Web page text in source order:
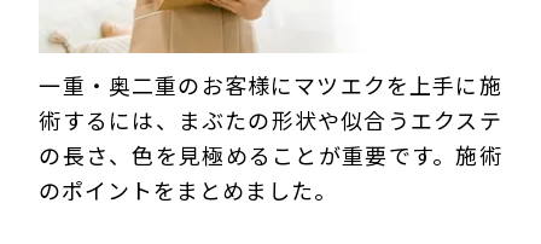
一重・奥二重のお客様にマツエクを上手に施
術するには、まぶたの形状や似合うエクステ
の長さ、色を見極めることが重要です。施術
のポイントをまとめました。